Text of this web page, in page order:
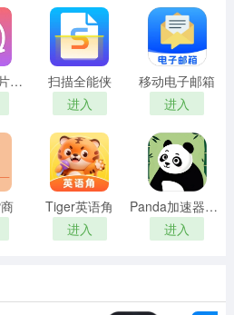
央基电子图片处理软件
扫描全能侠
进入
移动电子邮箱
进入
Tiger英语角
进入
Panda加速器免费版
进入